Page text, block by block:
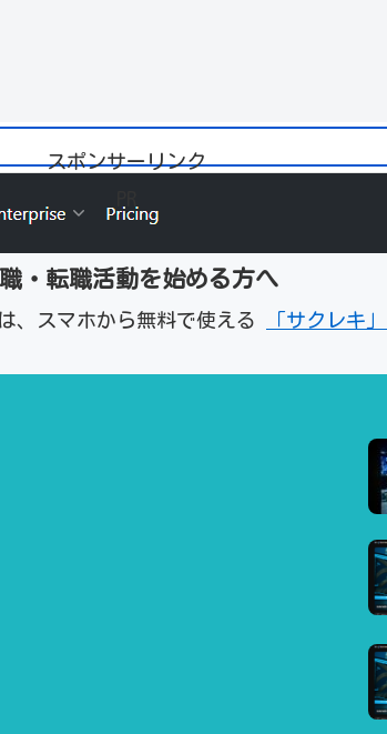
スポンサーリンク
・転職活動を始める方へ
、スマホから無料で使える 「サクレキ」